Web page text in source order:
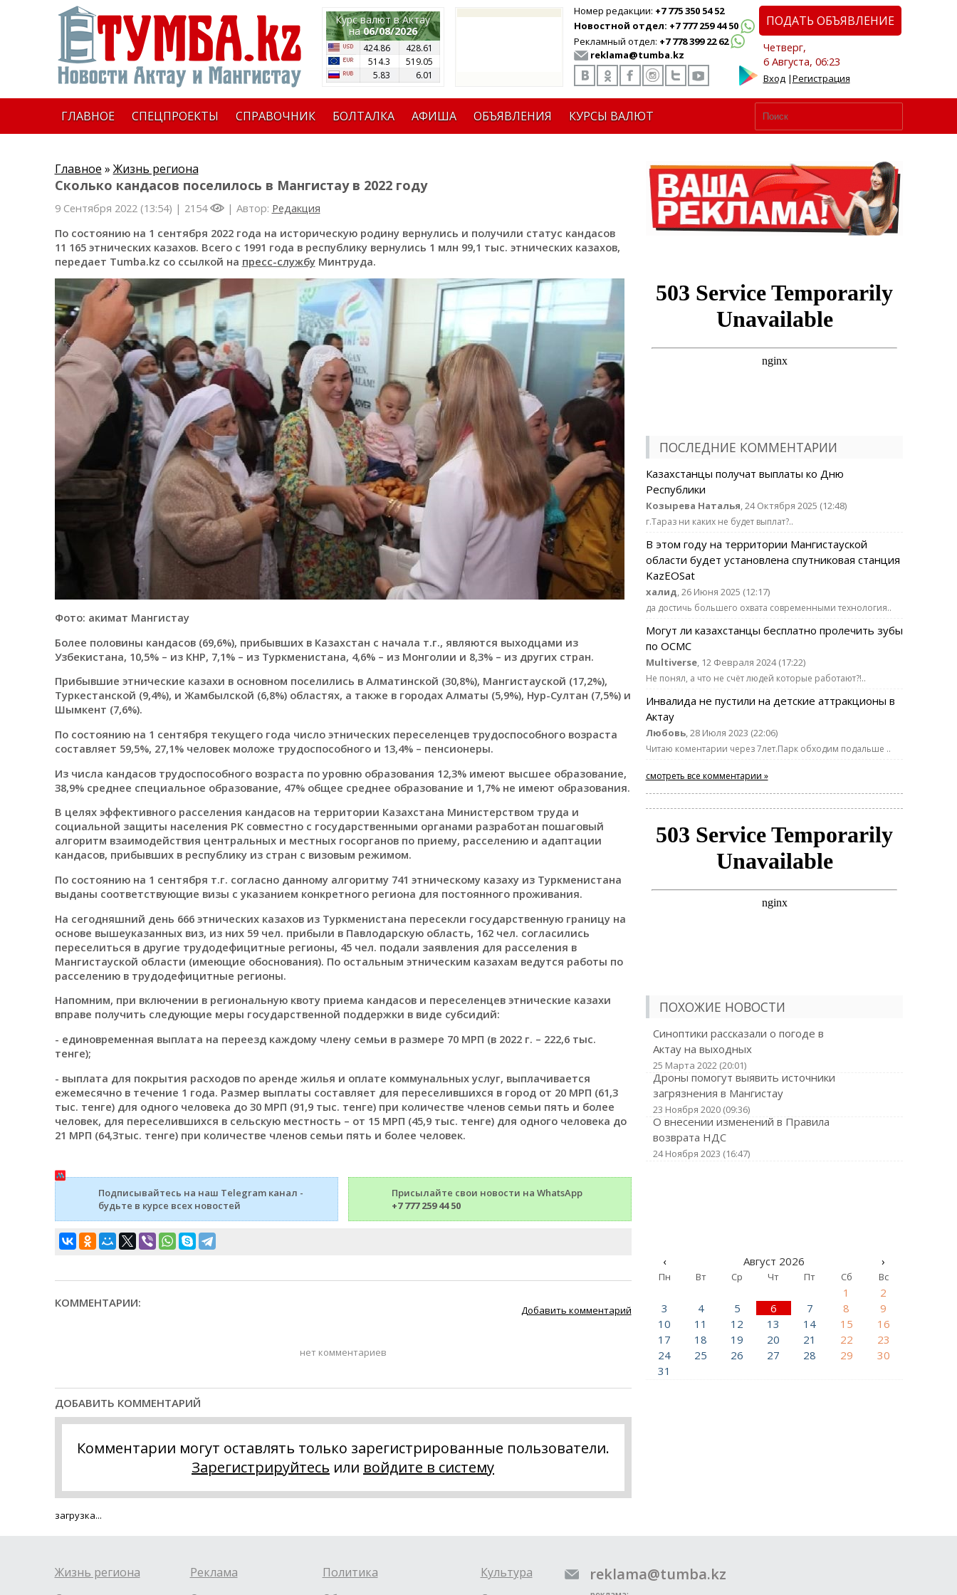
Курс валют в Актау
на06/08/2026
424.86
428.61
514.3
519.05
5.83
6.01
Номер редакции: +7 775 350 54 52
Новостной отдел: +7 777 259 44 50
Рекламный отдел: +7 778 399 22 62
reklama@tumba.kz
ПОДАТЬ ОБЪЯВЛЕНИЕ
Четверг,
6 Августа, 06:23
Вход|Регистрация
ГЛАВНОЕ СПЕЦПРОЕКТЫ СПРАВОЧНИК БОЛТАЛКА АФИША ОБЪЯВЛЕНИЯ КУРСЫ ВАЛЮТ
Главное » Жизнь региона
Сколько кандасов поселилось в Мангистау в 2022 году
9 Сентября 2022 (13:54) | 2154 | Автор: Редакция
По состоянию на 1 сентября 2022 года на историческую родину вернулись и получили статус кандасов
11 165 этнических казахов. Всего с 1991 года в республику вернулись 1 млн 99,1 тыс. этнических казахов,
передает Tumba.kz со ссылкой на пресс-службуМинтруда.
Фото: акимат Мангистау
Более половины кандасов (69,6%), прибывших в Казахстан с начала т.г., являются выходцами из
Узбекистана, 10,5% – из КНР, 7,1% – из Туркменистана, 4,6% – из Монголии и 8,3% – из других стран.
Прибывшие этнические казахи в основном поселились в Алматинской (30,8%), Мангистауской (17,2%),
Туркестанской (9,4%), и Жамбылской (6,8%) областях, а также в городах Алматы (5,9%), Нур-Султан (7,5%) и
Шымкент (7,6%).
По состоянию на 1 сентября текущего года число этнических переселенцев трудоспособного возраста
составляет 59,5%, 27,1% человек моложе трудоспособного и 13,4% – пенсионеры.
Из числа кандасов трудоспособного возраста по уровню образования 12,3% имеют высшее образование,
38,9% среднее специальное образование, 47% общее среднее образование и 1,7% не имеют образования.
В целях эффективного расселения кандасов на территории Казахстана Министерством труда и
социальной защиты населения РК совместно с государственными органами разработан пошаговый
алгоритм взаимодействия центральных и местных госорганов по приему, расселению и адаптации
кандасов, прибывших в республику из стран с визовым режимом.
По состоянию на 1 сентября т.г. согласно данному алгоритму 741 этническому казаху из Туркменистана
выданы соответствующие визы с указанием конкретного региона для постоянного проживания.
На сегодняшний день 666 этнических казахов из Туркменистана пересекли государственную границу на
основе вышеуказанных виз, из них 59 чел. прибыли в Павлодарскую область, 162 чел. согласились
переселиться в другие трудодефицитные регионы, 45 чел. подали заявления для расселения в
Мангистауской области (имеющие обоснования). По остальным этническим казахам ведутся работы по
расселению в трудодефицитные регионы.
Напомним, при включении в региональную квоту приема кандасов и переселенцев этнические казахи
вправе получить следующие меры государственной поддержки в виде субсидий:
- единовременная выплата на переезд каждому члену семьи в размере 70 МРП (в 2022 г. – 222,6 тыс.
тенге);
- выплата для покрытия расходов по аренде жилья и оплате коммунальных услуг, выплачивается
ежемесячно в течение 1 года. Размер выплаты составляет для переселившихся в город от 20 МРП (61,3
тыс. тенге) для одного человека до 30 МРП (91,9 тыс. тенге) при количестве членов семьи пять и более
человек, для переселившихся в сельскую местность – от 15 МРП (45,9 тыс. тенге) для одного человека до
21 МРП (64,3тыс. тенге) при количестве членов семьи пять и более человек.
Подписывайтесь на наш Telegram канал -
будьте в курсе всех новостей
Присылайте свои новости на WhatsApp
+7 777 259 44 50
КОММЕНТАРИИ:
Добавить комментарий
нет комментариев
ДОБАВИТЬ КОММЕНТАРИЙ
Комментарии могут оставлять только зарегистрированные пользователи.
Зарегистрируйтесь или войдите в систему
загрузка...
ПОСЛЕДНИЕ КОММЕНТАРИИ
Казахстанцы получат выплаты ко Дню
Республики
Козырева Наталья, 24 Октября 2025 (12:48)
г.Тараз ни каких не будет выплат?..
В этом году на территории Мангистауской
области будет установлена спутниковая станция
KazEOSat
халид, 26 Июня 2025 (12:17)
да достичь большего охвата современными технология..
Могут ли казахстанцы бесплатно пролечить зубы
по ОСМС
Multiverse, 12 Февраля 2024 (17:22)
Не понял, а что не счёт людей которые работают?!..
Инвалида не пустили на детские аттракционы в
Актау
Любовь, 28 Июля 2023 (22:06)
Читаю коментарии через 7лет.Парк обходим подальше ..
смотреть все комментарии »
ПОХОЖИЕ НОВОСТИ
Синоптики рассказали о погоде в
Актау на выходных
25 Марта 2022 (20:01)
Дроны помогут выявить источники
загрязнения в Мангистау
23 Ноября 2020 (09:36)
О внесении изменений в Правила
возврата НДС
24 Ноября 2023 (16:47)
‹ Август 2026 ›
Пн Вт Ср Чт Пт Сб Вс
1
2
3
4 5 6 7 8
9
10
11 12 13 14 15
16
17
18 19 20 21 22
23
24
25 26 27 28 29
30
31
Жизнь региона
Реклама
Политика
Культура
reklama@tumba.kz